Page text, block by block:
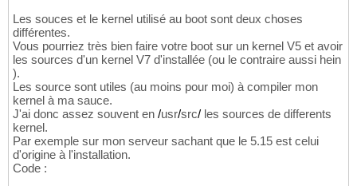
Les souces et le kernel utilisé au boot sont deux choses
différentes.
Vous pourriez très bien faire votre boot sur un kernel V5 et avoir
les sources d'un kernel V7 d'installée (ou le contraire aussi hein
).
Les source sont utiles (au moins pour moi) à compiler mon
kernel à ma sauce.
J'ai donc assez souvent en /usr/src/ les sources de differents
kernel.
Par exemple sur mon serveur sachant que le 5.15 est celui
d'origine à l'installation.
Code :